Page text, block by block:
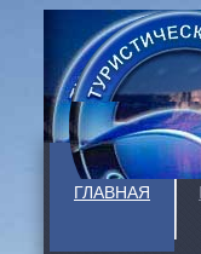
ГЛАВНАЯ